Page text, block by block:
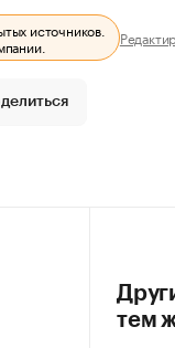
источников.
тем